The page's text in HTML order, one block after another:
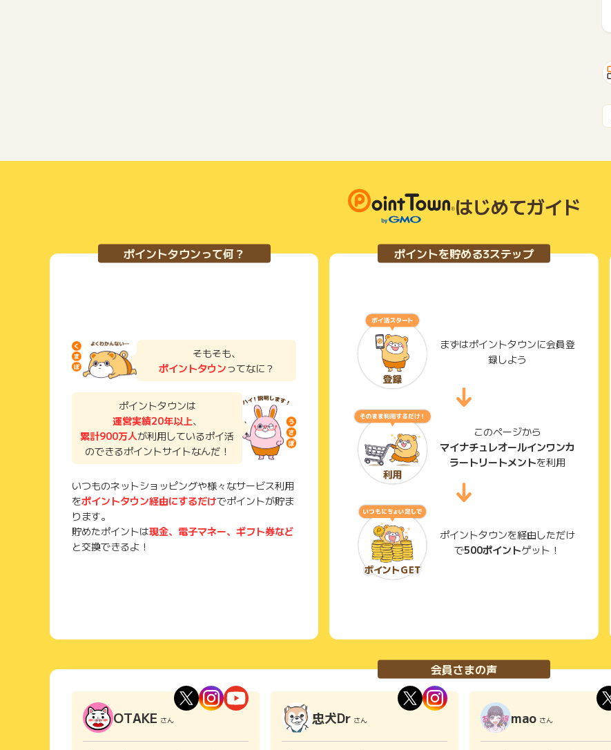
はじめてガイド
ポイントタウンって何？
そもそも、
ポイントタウンってなに？
ポイントタウンは
運営実績20年以上、
累計900万人が利用しているポイ活
のできるポイントサイトなんだ！
いつものネットショッピングや様々なサービス利用
をポイントタウン経由にするだけでポイントが貯ま
ります。
貯めたポイントは現金、電子マネー、ギフト券など
と交換できるよ！
ポイントを貯める3ステップ
まずはポイントタウンに会員登
録しよう
このページから
マイナチュレオールインワンカ
ラートリートメントを利用
ポイントタウンを経由しただけ
で500ポイントゲット！
会員さまの声
OTAKE さん 忠犬Dr さん mao さん